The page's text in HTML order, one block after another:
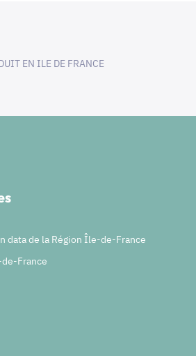
EN ILE DE FRANCE
data de la Région Île-de-France
France